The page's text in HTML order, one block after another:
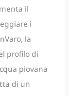
il
i
la
profilo di
piovana
di un